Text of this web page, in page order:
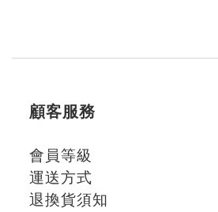
顧客服務
會員等級
運送方式
退換貨須知